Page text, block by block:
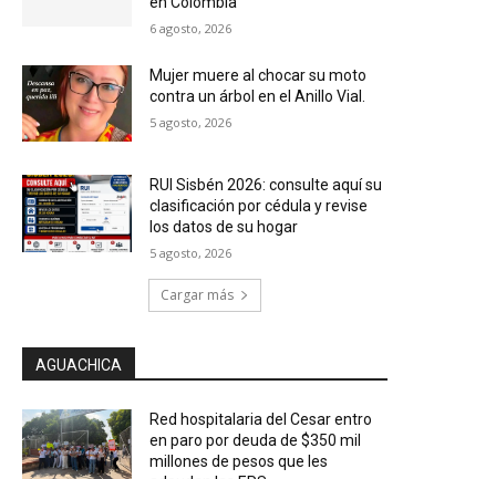
6 agosto, 2026
Mujer muere al chocar su moto
contra un árbol en el Anillo Vial.
5 agosto, 2026
RUI Sisbén 2026: consulte aquí su
clasificación por cédula y revise
los datos de su hogar
5 agosto, 2026
Cargar más
AGUACHICA
Red hospitalaria del Cesar entro
en paro por deuda de $350 mil
millones de pesos que les